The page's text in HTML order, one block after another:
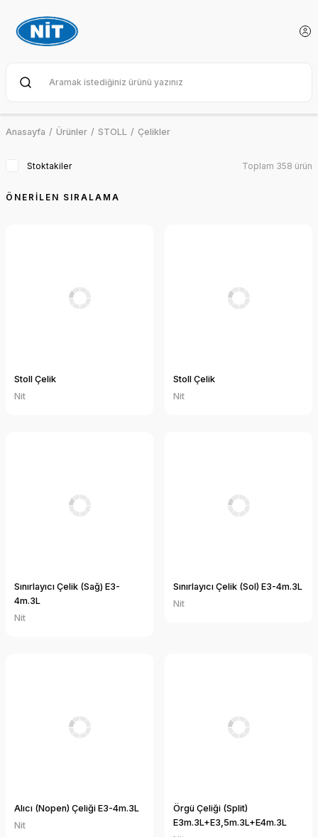
Anasayfa Ürünler STOLL Çelikler
Stoktakiler Toplam 358 ürün
Stoll Çelik
Nit
Stoll Çelik
Nit
Sınırlayıcı Çelik (Sağ) E3-
4m.3L
Nit
Sınırlayıcı Çelik (Sol) E3-4m.3L
Nit
Alıcı (Nopen) Çeliği E3-4m.3L
Nit
Örgü Çeliği (Split)
E3m.3L+E3,5m.3L+E4m.3L